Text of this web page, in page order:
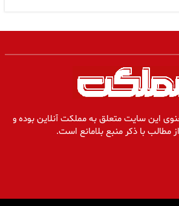
این سایت متعلق به مملکت آنلاین بوده و
مطالب با ذکر منبع بلامانع است.